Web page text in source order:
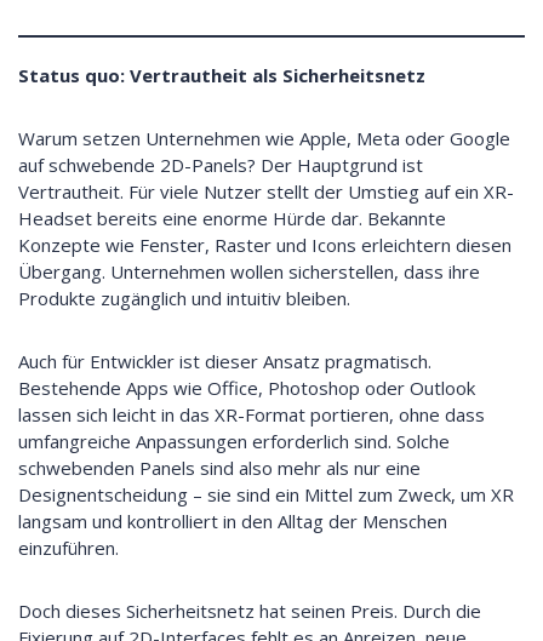
Status quo: Vertrautheit als Sicherheitsnetz
Warum setzen Unternehmen wie Apple, Meta oder Google
auf schwebende 2D-Panels? Der Hauptgrund ist
Vertrautheit. Für viele Nutzer stellt der Umstieg auf ein XR-
Headset bereits eine enorme Hürde dar. Bekannte
Konzepte wie Fenster, Raster und Icons erleichtern diesen
Übergang. Unternehmen wollen sicherstellen, dass ihre
Produkte zugänglich und intuitiv bleiben.
Auch für Entwickler ist dieser Ansatz pragmatisch.
Bestehende Apps wie Office, Photoshop oder Outlook
lassen sich leicht in das XR-Format portieren, ohne dass
umfangreiche Anpassungen erforderlich sind. Solche
schwebenden Panels sind also mehr als nur eine
Designentscheidung – sie sind ein Mittel zum Zweck, um XR
langsam und kontrolliert in den Alltag der Menschen
einzuführen.
Doch dieses Sicherheitsnetz hat seinen Preis. Durch die